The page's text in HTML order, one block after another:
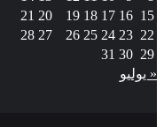
15
16
17
18
19
20
21
22
23
24
25
26
27
28
29
30
31
« يوليو